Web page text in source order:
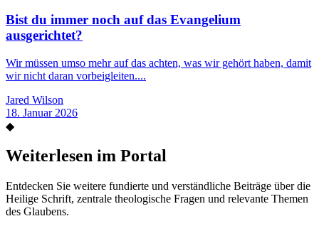
Bist du immer noch auf das Evangelium
ausgerichtet?
Wir müssen umso mehr auf das achten, was wir gehört haben, damit
wir nicht daran vorbeigleiten....
Jared Wilson
18. Januar 2026
◆
Weiterlesen im Portal
Entdecken Sie weitere fundierte und verständliche Beiträge über die
Heilige Schrift, zentrale theologische Fragen und relevante Themen
des Glaubens.